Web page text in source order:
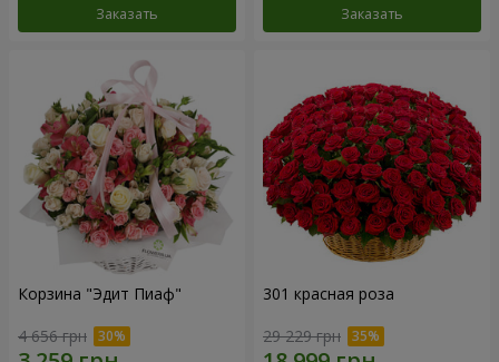
Заказать Заказать
Корзина "Эдит Пиаф"
4 656 грн
301 красная роза
29 229 грн